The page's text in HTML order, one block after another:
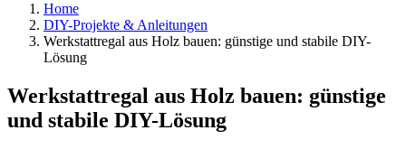
Home
DIY-Projekte & Anleitungen
Werkstattregal aus Holz bauen: günstige und stabile DIY-
Lösung
Werkstattregal aus Holz bauen: günstige
und stabile DIY-Lösung